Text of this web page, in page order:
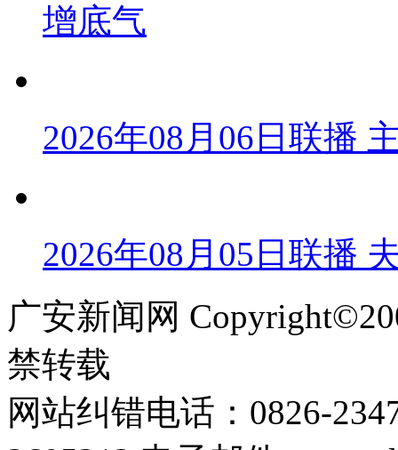
增底气
2026年08月06日联播
2026年08月05日联播
广安新闻网
禁转载
网站纠错电话：0826-